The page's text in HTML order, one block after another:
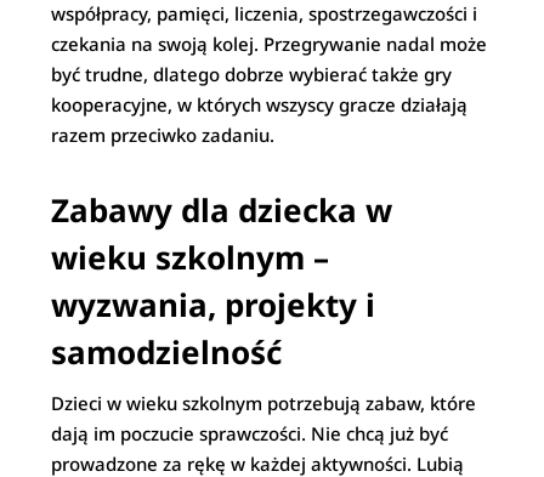
współpracy, pamięci, liczenia, spostrzegawczości i
czekania na swoją kolej. Przegrywanie nadal może
być trudne, dlatego dobrze wybierać także gry
kooperacyjne, w których wszyscy gracze działają
razem przeciwko zadaniu.
Zabawy dla dziecka w
wieku szkolnym –
wyzwania, projekty i
samodzielność
Dzieci w wieku szkolnym potrzebują zabaw, które
dają im poczucie sprawczości. Nie chcą już być
prowadzone za rękę w każdej aktywności. Lubią